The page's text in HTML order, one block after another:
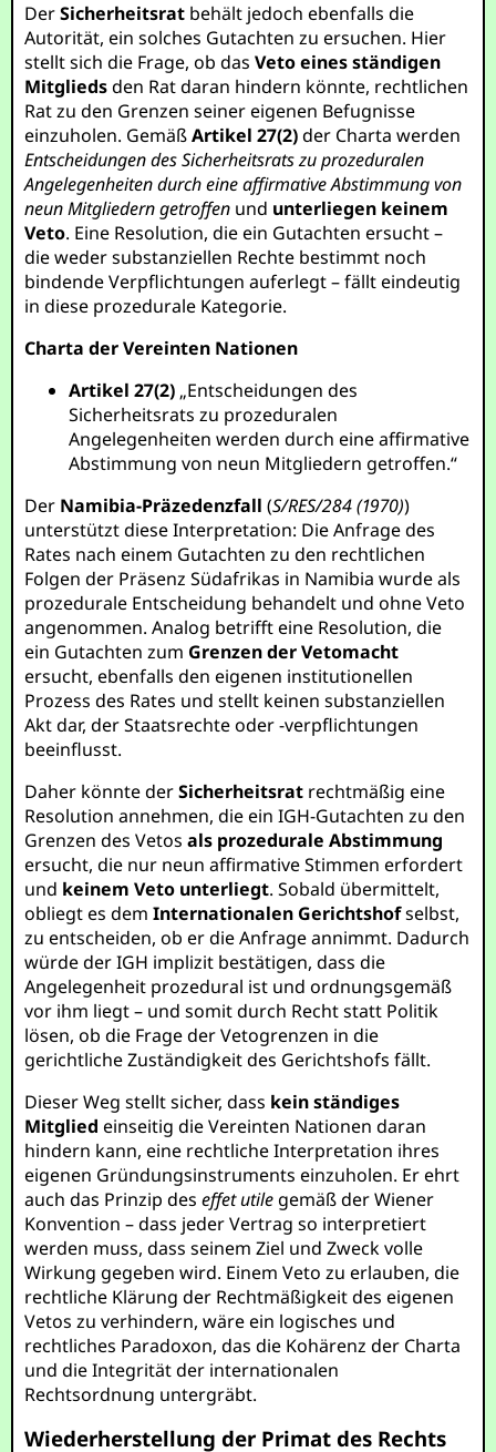
DerSicherheitsrat behält jedoch ebenfalls die
Autorität, ein solches Gutachten zu ersuchen. Hier
stellt sich die Frage, ob dasVeto eines ständigen
Mitgliedsden Rat daran hindern könnte, rechtlichen
Rat zu den Grenzen seiner eigenen Befugnisse
einzuholen. GemäßArtikel 27(2)der Charta werden
Entscheidungen des Sicherheitsrats zu prozeduralen
Angelegenheiten durch eine affirmative Abstimmung von
neun Mitgliedern getroffen und unterliegen keinem
Veto. Eine Resolution, die ein Gutachten ersucht –
die weder substanziellen Rechte bestimmt noch
bindende Verpflichtungen auferlegt – fällt eindeutig
in diese prozedurale Kategorie.
Charta der Vereinten Nationen
Artikel 27(2) „Entscheidungen des
Sicherheitsrats zu prozeduralen
Angelegenheiten werden durch eine affirmative
Abstimmung von neun Mitgliedern getroffen.“
Der Namibia-Präzedenzfall (S/RES/284 (1970))
unterstützt diese Interpretation: Die Anfrage des
Rates nach einem Gutachten zu den rechtlichen
Folgen der Präsenz Südafrikas in Namibia wurde als
prozedurale Entscheidung behandelt und ohne Veto
angenommen. Analog betrifft eine Resolution, die
ein Gutachten zum Grenzen der Vetomacht
ersucht, ebenfalls den eigenen institutionellen
Prozess des Rates und stellt keinen substanziellen
Akt dar, der Staatsrechte oder -verpflichtungen
beeinflusst.
Daher könnte derSicherheitsrat rechtmäßig eine
Resolution annehmen, die ein IGH-Gutachten zu den
Grenzen des Vetosals prozedurale Abstimmung
ersucht, die nur neun affirmative Stimmen erfordert
und keinem Veto unterliegt. Sobald übermittelt,
obliegt es demInternationalen Gerichtshofselbst,
zu entscheiden, ob er die Anfrage annimmt. Dadurch
würde der IGH implizit bestätigen, dass die
Angelegenheit prozedural ist und ordnungsgemäß
vor ihm liegt – und somit durch Recht statt Politik
lösen, ob die Frage der Vetogrenzen in die
gerichtliche Zuständigkeit des Gerichtshofs fällt.
Dieser Weg stellt sicher, dass kein ständiges
Mitglied einseitig die Vereinten Nationen daran
hindern kann, eine rechtliche Interpretation ihres
eigenen Gründungsinstruments einzuholen. Er ehrt
auch das Prinzip deseffet utile gemäß der Wiener
Konvention – dass jeder Vertrag so interpretiert
werden muss, dass seinem Ziel und Zweck volle
Wirkung gegeben wird. Einem Veto zu erlauben, die
rechtliche Klärung der Rechtmäßigkeit des eigenen
Vetos zu verhindern, wäre ein logisches und
rechtliches Paradoxon, das die Kohärenz der Charta
und die Integrität der internationalen
Rechtsordnung untergräbt.
Wiederherstellung der Primat des Rechts